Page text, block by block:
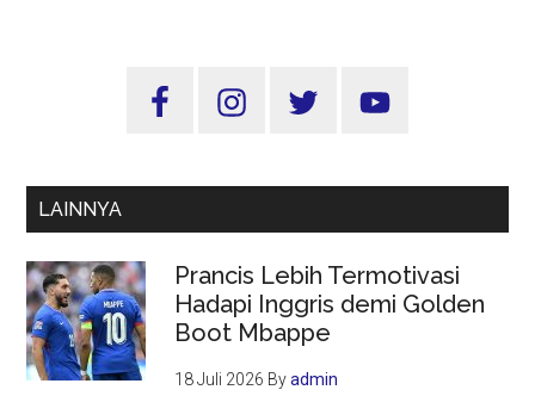
Air
Sidebar
LAINNYA
Prancis Lebih Termotivasi
Hadapi Inggris demi Golden
Boot Mbappe
18 Juli 2026 Byadmin